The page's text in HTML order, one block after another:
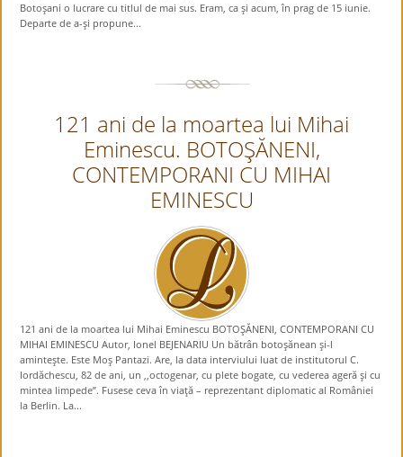
Botoşani o lucrare cu titlul de mai sus. Eram, ca şi acum, în prag de 15 iunie.
Departe de a-şi propune...
121 ani de la moartea lui Mihai
Eminescu. BOTOŞĂNENI,
CONTEMPORANI CU MIHAI
EMINESCU
121 ani de la moartea lui Mihai Eminescu BOTOŞĂNENI, CONTEMPORANI CU
MIHAI EMINESCU Autor, Ionel BEJENARIU Un bătrân botoşănean şi-l
aminteşte. Este Moş Pantazi. Are, la data interviului luat de institutorul C.
Iordăchescu, 82 de ani, un ,,octogenar, cu plete bogate, cu vederea ageră şi cu
mintea limpede”. Fusese ceva în viaţă – reprezentant diplomatic al României
la Berlin. La...